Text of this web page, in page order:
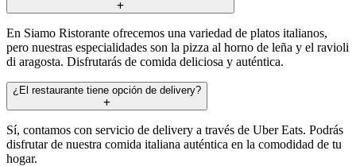
En Siamo Ristorante ofrecemos una variedad de platos italianos,
pero nuestras especialidades son la pizza al horno de leña y el ravioli
di aragosta. Disfrutarás de comida deliciosa y auténtica.
¿El restaurante tiene opción de delivery?
Sí, contamos con servicio de delivery a través de Uber Eats. Podrás
disfrutar de nuestra comida italiana auténtica en la comodidad de tu
hogar.